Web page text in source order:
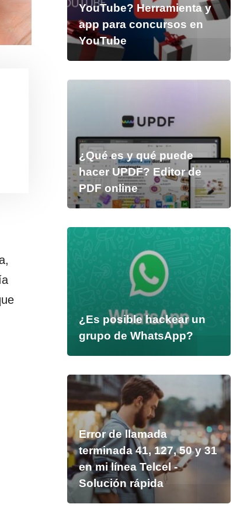
YouTube? Herramienta y
app para concursos en
YouTube
¿Qué es y qué puede
hacer UPDF? Editor de
PDF online
¿Es posible hackear un
grupo de WhatsApp?
Error de llamada
terminada 41, 127, 50 y 31
en mi línea Telcel -
Solución rápida